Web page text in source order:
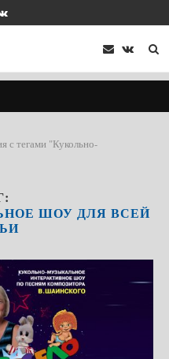
с тегами "Кукольно-
ШОУ ДЛЯ ВСЕЙ